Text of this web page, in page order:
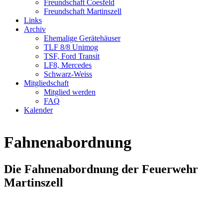
Freundschaft Coesfeld
Freundschaft Martinszell
Links
Archiv
Ehemalige Gerätehäuser
TLF 8/8 Unimog
TSF, Ford Transit
LF8, Mercedes
Schwarz-Weiss
Mitgliedschaft
Mitglied werden
FAQ
Kalender
Fahnenabordnung
Die Fahnenabordnung der Feuerwehr
Martinszell